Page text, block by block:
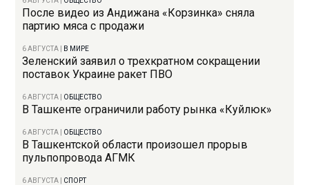
После видео из Андижана «Корзинка» сняла
партию мяса с продажи
6 АВГУСТА В МИРЕ
Зеленский заявил о трехкратном сокращении
поставок Украине ракет ПВО
6 АВГУСТА ОБЩЕСТВО
В Ташкенте ограничили работу рынка «Куйлюк»
6 АВГУСТА ОБЩЕСТВО
В Ташкентской области произошел прорыв
пульпопровода АГМК
6 АВГУСТА СПОРТ